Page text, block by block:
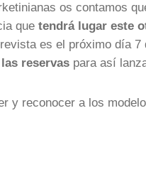
os contamos
que tendrá lugar este
es el próximo día
reservas para así
y reconocer a los